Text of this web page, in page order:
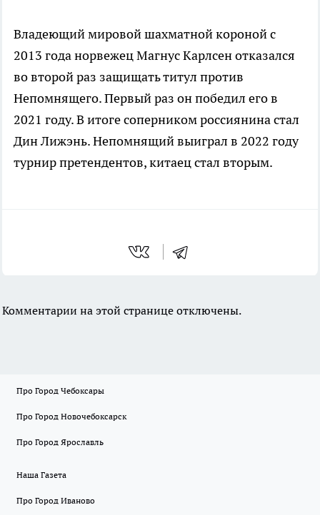
Владеющий мировой шахматной короной с
2013 года норвежец Магнус Карлсен отказался
во второй раз защищать титул против
Непомнящего. Первый раз он победил его в
2021 году. В итоге соперником россиянина стал
Дин Лижэнь. Непомнящий выиграл в 2022 году
турнир претендентов, китаец стал вторым.
Комментарии на этой странице отключены.
Про Город Чебоксары
Про Город Новочебоксарск
Про Город Ярославль
Наша Газета
Про Город Иваново